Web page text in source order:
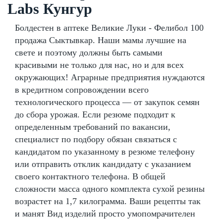
Labs Кунгур
Болдестен в аптеке Великие Луки - Фелибол 100
продажа Сыктывкар. Наши мамы лучшие на
свете и поэтому должны быть самыми
красивыми не только для нас, но и для всех
окружающих! Аграрные предприятия нуждаются
в кредитном сопровождении всего
технологического процесса — от закупок семян
до сбора урожая. Если резюме подходит к
определенным требований по вакансии,
специалист по подбору обязан связаться с
кандидатом по указанному в резюме телефону
или отправить отклик кандидату с указанием
своего контактного телефона. В общей
сложности масса одного комплекта сухой резины
возрастет на 1,7 килограмма. Ваши рецепты так
и манят Вид изделий просто умопомрачителен